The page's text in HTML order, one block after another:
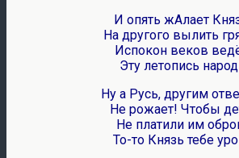
И опять жАлает
На другого вылить
Испокон веков
Эту летопись
Ну а Русь, другим
Не рожает! Чтобы
Не платили им
То-то Князь тебе